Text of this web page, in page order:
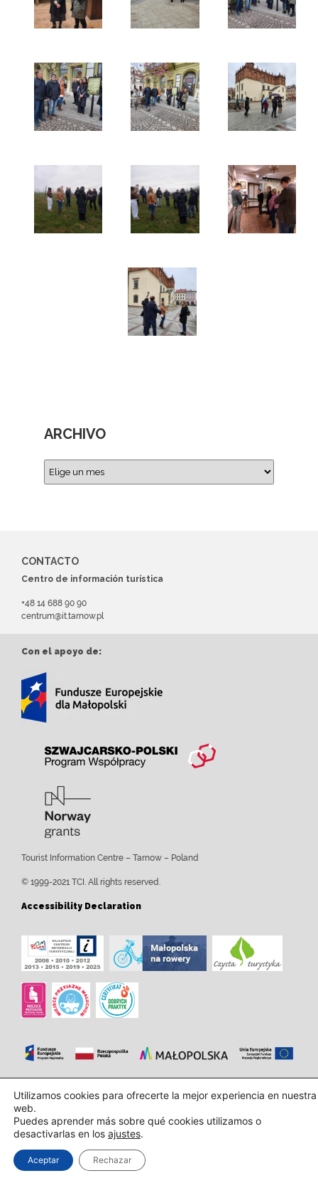
ARCHIVO
CONTACTO
Centro de información turística
+48 14 688 90 90
centrum@it.tarnow.pl
Con el apoyo de:
Tourist Information Centre – Tarnow – Poland
© 1999-2021 TCI. All rights reserved.
Accessibility Declaration
Diseño e implementación: InTechHouse.com
Utilizamos cookies para ofrecerte la mejor experiencia en nuestra
web.
Puedes aprender más sobre qué cookies utilizamos o
desactivarlas en los ajustes.
Aceptar Rechazar